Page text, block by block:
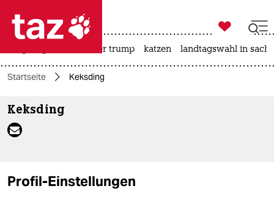
 taz zahl ich
themen
politik

taz zahl ich
usa unter trump katzen landtagswahl in
Startseite Keksding
Keksding
Profil-Einstellungen